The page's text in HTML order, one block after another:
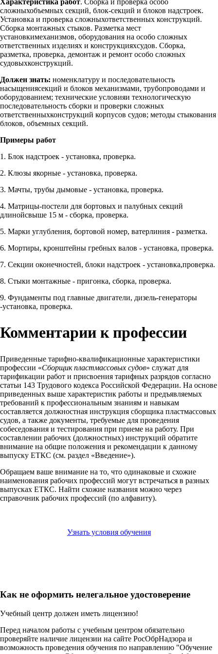
сложныхобъемных секций, блок-секций и блоков надстроек.
Установка и проверка сложныхответственных конструкций.
Сборка монтажных стыков. Разметка мест
установкимеханизмов, оборудования на особо сложных
ответственных изделиях и конструкцияхсудов. Сборка,
разметка, проверка, демонтаж и ремонт особо сложных
судовыхконструкций.
Должен знать: номенклатуру и последовательность
насыщениясекций и блоков механизмами, трубопроводами и
оборудованием; технические условияи технологическую
последовательность сборки и проверки сложных
ответственныхконструкций корпусов судов; методы стыкования
блоков, объемных секций.
Примеры работ
1. Блок надстроек - установка, проверка.
2. Клюзы якорные - установка, проверка.
3. Мачты, трубы дымовые - установка, проверка.
4. Матрицы-постели для бортовых и палубных секций
длинойсвыше 15 м - сборка, проверка.
5. Марки углубления, бортовой номер, ватерлиния - разметка.
6. Мортиры, кронштейны гребных валов - установка, проверка.
7. Секции оконечностей, блоки надстроек - установка,проверка.
8. Стыки монтажные - пригонка, сборка, проверка.
9. Фундаменты под главные двигатели, дизель-генераторы
-установка, проверка.
Комментарии к профессии
Приведенные тарифно-квалификационные характеристики
профессии «Сборщик пластмассовых судов» служат для
тарификации работ и присвоения тарифных разрядов согласно
статьи 143 Трудового кодекса Российской Федерации. На основе
приведенных выше характеристик работы и предъявляемых
требований к профессиональным знаниям и навыкам
составляется должностная инструкция сборщика пластмассовых
судов, а также документы, требуемые для проведения
собеседования и тестирования при приеме на работу. При
составлении рабочих (должностных) инструкций обратите
внимание на общие положения и рекомендации к данному
выпуску ЕТКС (см. раздел «Введение»).
Обращаем ваше внимание на то, что одинаковые и схожие
наименования рабочих профессий могут встречаться в разных
выпусках ЕТКС. Найти схожие названия можно через
справочник рабочих профессий (по алфавиту).
Узнать условия обучения
Как не оформить нелегальное удостоверение
Учебный центр должен иметь лицензию!
Перед началом работы с учебным центром обязательно
проверяйте наличие лицензии на сайте РосОбрНадзора и
возможность проведения обучения по направлению "Обучение